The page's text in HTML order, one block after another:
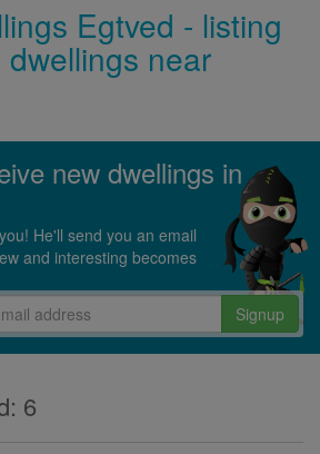
Egtved - listing
near
new dwellings in
He'll send you an email
and interesting becomes
Signup
6